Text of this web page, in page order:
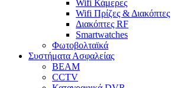
Wifi Κάμερες
Wifi Πρίζες & Διακόπτες
Διακόπτες RF
Smartwatches
Φωτοβολταϊκά
Συστήματα Ασφαλείας
BEAM
CCTV